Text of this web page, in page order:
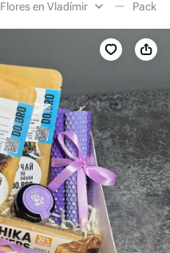
Flores en Vladímir Pack